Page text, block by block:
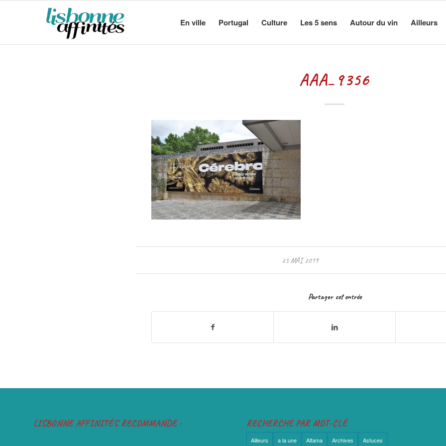
En ville Portugal Culture Les 5 sens Autour du vin Ailleurs
AAA_9356
23 MAI 2019
Partager cet entrée
LISBONNE AFFINITÉS RECOMMANDE : RECHERCHE PAR MOT-CLÉ
Ailleurs a la une Alfama Archives Astuces